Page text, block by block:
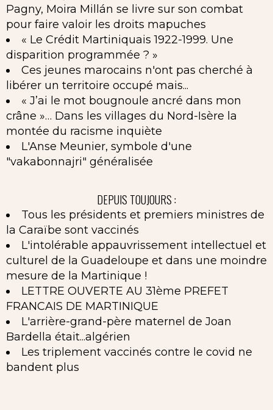
Pagny, Moira Millán se livre sur son combat
pour faire valoir les droits mapuches
« Le Crédit Martiniquais 1922-1999. Une
disparition programmée ? »
Ces jeunes marocains n'ont pas cherché à
libérer un territoire occupé mais...
« J’ai le mot bougnoule ancré dans mon
crâne »… Dans les villages du Nord-Isère la
montée du racisme inquiète
L'Anse Meunier, symbole d'une
"vakabonnajri" généralisée
DEPUIS TOUJOURS :
Tous les présidents et premiers ministres de
la Caraïbe sont vaccinés
L'intolérable appauvrissement intellectuel et
culturel de la Guadeloupe et dans une moindre
mesure de la Martinique !
LETTRE OUVERTE AU 31ème PREFET
FRANCAIS DE MARTINIQUE
L'arrière-grand-père maternel de Joan
Bardella était...algérien
Les triplement vaccinés contre le covid ne
bandent plus